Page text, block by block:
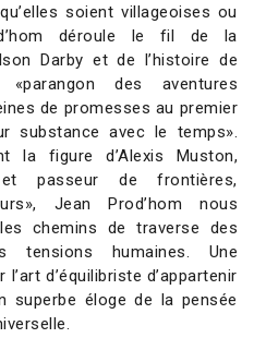
soient villageoises ou
déroule le fil de la
Darby et de l’histoire de
des aventures
de promesses au premier
substance avec le temps».
la figure d’Alexis Muston,
passeur de frontières,
Jean Prod’hom nous
chemins de traverse des
tensions humaines. Une
d’équilibriste d’appartenir
superbe éloge de la pensée